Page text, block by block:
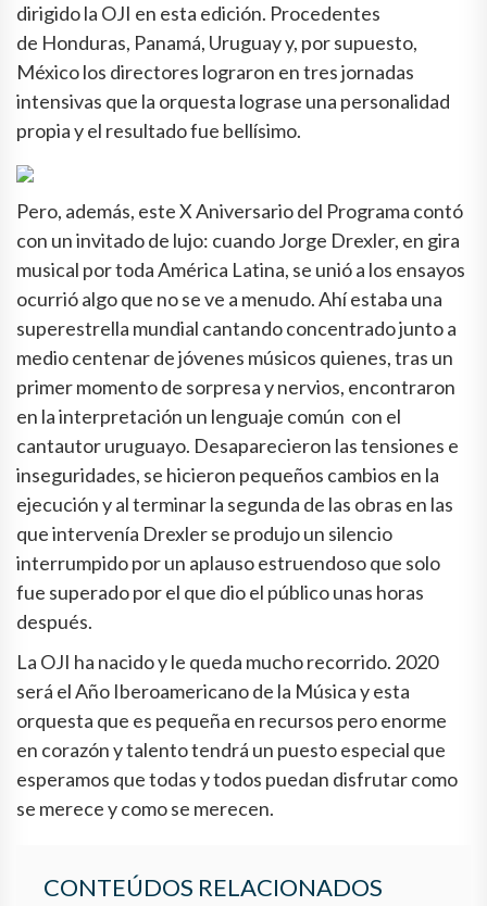
dirigido la OJI en esta edición. Procedentes
de Honduras, Panamá, Uruguay y, por supuesto,
México los directores lograron en tres jornadas
intensivas que la orquesta lograse una personalidad
propia y el resultado fue bellísimo.
Pero, además, este X Aniversario del Programa contó
con un invitado de lujo: cuando Jorge Drexler, en gira
musical por toda América Latina, se unió a los ensayos
ocurrió algo que no se ve a menudo. Ahí estaba una
superestrella mundial cantando concentrado junto a
medio centenar de jóvenes músicos quienes, tras un
primer momento de sorpresa y nervios, encontraron
en la interpretación un lenguaje común con el
cantautor uruguayo. Desaparecieron las tensiones e
inseguridades, se hicieron pequeños cambios en la
ejecución y al terminar la segunda de las obras en las
que intervenía Drexler se produjo un silencio
interrumpido por un aplauso estruendoso que solo
fue superado por el que dio el público unas horas
después.
La OJI ha nacido y le queda mucho recorrido. 2020
será el Año Iberoamericano de la Música y esta
orquesta que es pequeña en recursos pero enorme
en corazón y talento tendrá un puesto especial que
esperamos que todas y todos puedan disfrutar como
se merece y como se merecen.
CONTEÚDOS RELACIONADOS